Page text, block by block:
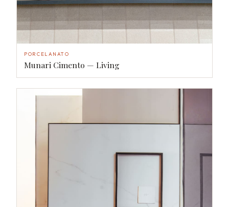
PORCELANATO
Munari Cimento — Living